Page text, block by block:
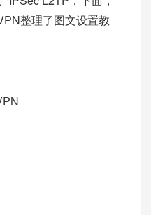
整理了图文设置教